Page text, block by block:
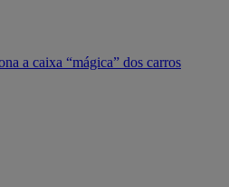
a caixa “mágica” dos carros